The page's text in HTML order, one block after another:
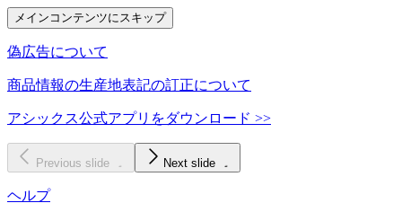
メインコンテンツにスキップ
偽広告について
商品情報の生産地表記の訂正について
アシックス公式アプリをダウンロード >>
Previous slide Next slide
ヘルプ